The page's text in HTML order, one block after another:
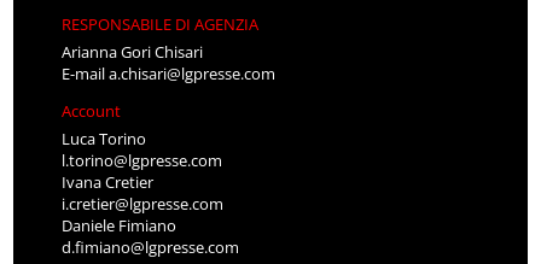
RESPONSABILE DI AGENZIA
Arianna Gori Chisari
E-maila.chisari@lgpresse.com
Account
Luca Torino
l.torino@lgpresse.com
Ivana Cretier
i.cretier@lgpresse.com
Daniele Fimiano
d.fimiano@lgpresse.com